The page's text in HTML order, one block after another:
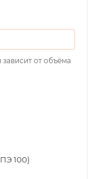
от объёма
100)